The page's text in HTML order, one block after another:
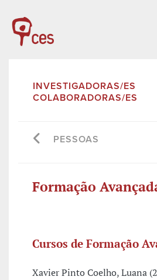
INVESTIGADORAS/ES
COLABORADORAS/ES
PESSOAS
Formação
Cursos de Formação
Xavier Pinto Coelho, Luana